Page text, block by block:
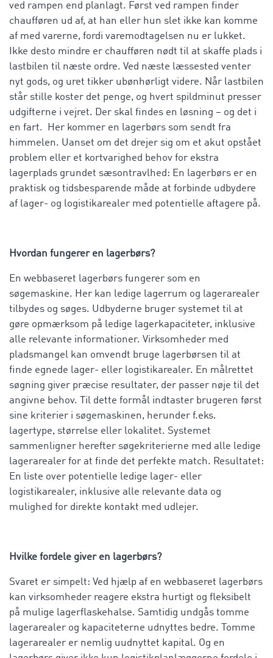
ved rampen end planlagt. Først ved rampen finder
chaufføren ud af, at han eller hun slet ikke kan komme
af med varerne, fordi varemodtagelsen nu er lukket.
Ikke desto mindre er chaufføren nødt til at skaffe plads i
lastbilen til næste ordre. Ved næste læssested venter
nyt gods, og uret tikker ubønhørligt videre. Når lastbilen
står stille koster det penge, og hvert spildminut presser
udgifterne i vejret. Der skal findes en løsning – og det i
en fart. Her kommer en lagerbørs som sendt fra
himmelen. Uanset om det drejer sig om et akut opstået
problem eller et kortvarighed behov for ekstra
lagerplads grundet sæsontravlhed: En lagerbørs er en
praktisk og tidsbesparende måde at forbinde udbydere
af lager- og logistikarealer med potentielle aftagere på.
Hvordan fungerer en lagerbørs?
En webbaseret lagerbørs fungerer som en
søgemaskine. Her kan ledige lagerrum og lagerarealer
tilbydes og søges. Udbyderne bruger systemet til at
gøre opmærksom på ledige lagerkapaciteter, inklusive
alle relevante informationer. Virksomheder med
pladsmangel kan omvendt bruge lagerbørsen til at
finde egnede lager- eller logistikarealer. En målrettet
søgning giver præcise resultater, der passer nøje til det
angivne behov. Til dette formål indtaster brugeren først
sine kriterier i søgemaskinen, herunder f.eks.
lagertype, størrelse eller lokalitet. Systemet
sammenligner herefter søgekriterierne med alle ledige
lagerarealer for at finde det perfekte match. Resultatet:
En liste over potentielle ledige lager- eller
logistikarealer, inklusive alle relevante data og
mulighed for direkte kontakt med udlejer.
Hvilke fordele giver en lagerbørs?
Svaret er simpelt: Ved hjælp af en webbaseret lagerbørs
kan virksomheder reagere ekstra hurtigt og fleksibelt
på mulige lagerflaskehalse. Samtidig undgås tomme
lagerarealer og kapaciteterne udnyttes bedre. Tomme
lagerarealer er nemlig uudnyttet kapital. Og en